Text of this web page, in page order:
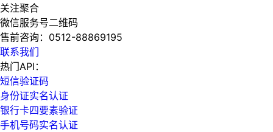
关注聚合
微信服务号二维码
售前咨询： 0512-88869195
联系我们
热门API：
短信验证码
身份证实名认证
银行卡四要素验证
手机号码实名认证